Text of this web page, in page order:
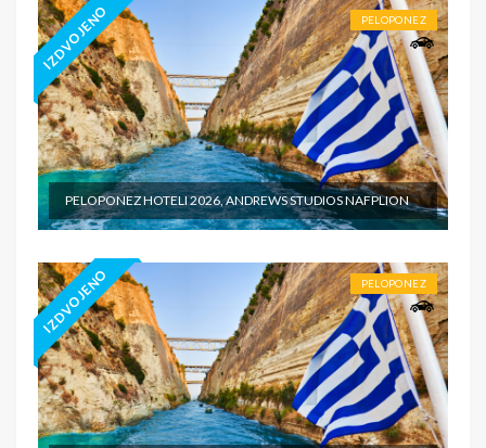
IZDVOJENO PELOPONEZ
PELOPONEZ HOTELI 2026, ANDREWS STUDIOS NAFPLION
IZDVOJENO PELOPONEZ